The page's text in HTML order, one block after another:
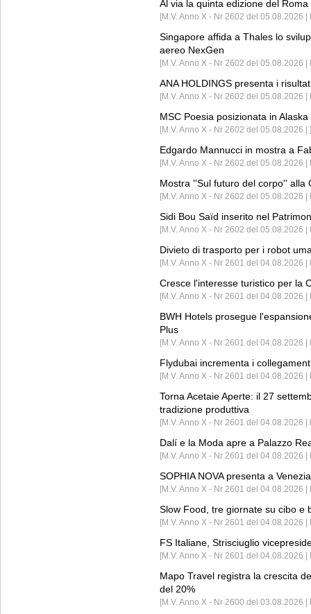
Al via la quinta edizione del
[M.V. Anno X - Nr 2602 del 05.08.2026 |
Singapore affida a Thales lo
aereo NexGen
[M.V. Anno X - Nr 2602 del 05.08.2026
ANA HOLDINGS presenta i
[M.V. Anno X - Nr 2602 del 05.08.2026
MSC Poesia posizionata in
[M.V. Anno X - Nr 2602 del 05.08.2026 | ]
Edgardo Mannucci in mostra a
[M.V. Anno X - Nr 2602 del 05.08.2026 |
Mostra ''Sul futuro del corpo'' alla
[M.V. Anno X - Nr 2602 del 05.08.2026
Sidi Bou Saïd inserito nel
[M.V. Anno X - Nr 2602 del 05.08.2026
Divieto di trasporto per i robot
[M.V. Anno X - Nr 2601 del 04.08.2026
Cresce l'interesse turistico per la
[M.V. Anno X - Nr 2601 del 04.08.2026 |
BWH Hotels prosegue
Plus
[M.V. Anno X - Nr 2601 del 04.08.2026 |
Flydubai incrementa i
[M.V. Anno X - Nr 2601 del 04.08.2026 |
Torna Acetaie Aperte: il 27
tradizione produttiva
[M.V. Anno X - Nr 2601 del 04.08.2026 |
Dalí e la Moda apre a Palazzo
[M.V. Anno X - Nr 2601 del 04.08.2026 |
SOPHIA NOVA presenta a
[M.V. Anno X - Nr 2601 del 04.08.2026
Slow Food, tre giornate su cibo e
[M.V. Anno X - Nr 2601 del 04.08.2026 |
FS Italiane, Strisciuglio
[M.V. Anno X - Nr 2601 del 04.08.2026 |
Mapo Travel registra la crescita
del 20%
[M.V. Anno X - Nr 2600 del 03.08.2026 |